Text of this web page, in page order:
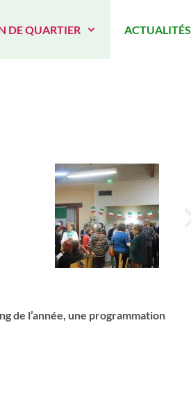
DE QUARTIER ACTUALITÉS
de l’année, une programmation